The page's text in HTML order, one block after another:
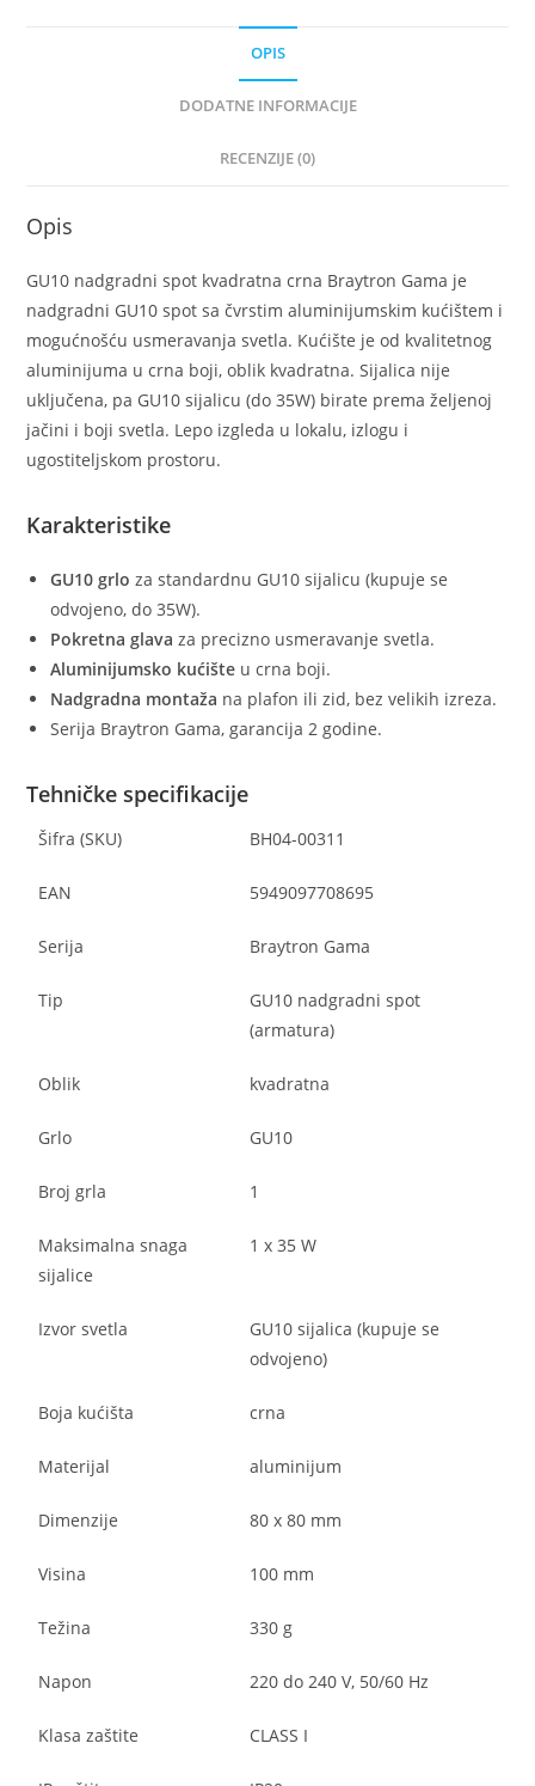
OPIS
DODATNE INFORMACIJE
RECENZIJE (0)
Opis
GU10 nadgradni spot kvadratna crna Braytron Gama je
nadgradni GU10 spot sa čvrstim aluminijumskim kućištem i
mogućnošću usmeravanja svetla. Kućište je od kvalitetnog
aluminijuma u crna boji, oblik kvadratna. Sijalica nije
uključena, pa GU10 sijalicu (do 35W) birate prema željenoj
jačini i boji svetla. Lepo izgleda u lokalu, izlogu i
ugostiteljskom prostoru.
Karakteristike
GU10 grlo za standardnu GU10 sijalicu (kupuje se
odvojeno, do 35W).
Pokretna glava za precizno usmeravanje svetla.
Aluminijumsko kućište u crna boji.
Nadgradna montaža na plafon ili zid, bez velikih izreza.
Serija Braytron Gama, garancija 2 godine.
Tehničke specifikacije
Šifra (SKU) BH04-00311
EAN 5949097708695
Serija Braytron Gama
Tip
GU10 nadgradni spot
(armatura)
Oblik kvadratna
Grlo GU10
Broj grla 1
Maksimalna snaga
sijalice
1 x 35 W
Izvor svetla
GU10 sijalica (kupuje se
odvojeno)
Boja kućišta crna
Materijal aluminijum
Dimenzije 80 x 80 mm
Visina 100 mm
Težina 330 g
Napon 220 do 240 V, 50/60 Hz
Klasa zaštite CLASS I